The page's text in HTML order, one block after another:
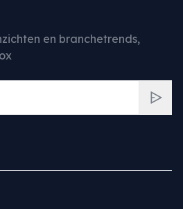
en branchetrends,